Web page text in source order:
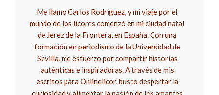
Me llamo Carlos Rodríguez, y mi viaje por el
mundo de los licores comenzó en mi ciudad natal
de Jerez de la Frontera, en España. Con una
formación en periodismo de la Universidad de
Sevilla, me esfuerzo por compartir historias
auténticas e inspiradoras. A través de mis
escritos para Onlinelicor, busco despertar la
curiosidad y alimentar la pasión de los amantes